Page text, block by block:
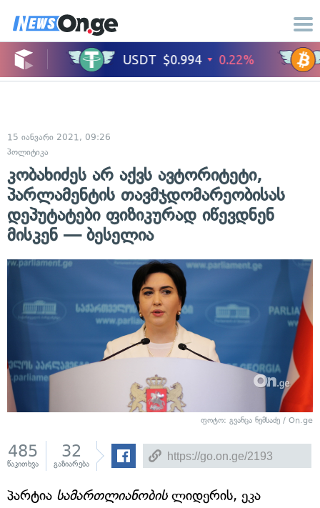
15 იანვარი 2021, 09:26
პოლიტიკა
კობახიძეს არ აქვს ავტორიტეტი,
პარლამენტის თავმჯდომარეობისას
დეპუტატები ფიზიკურად იწევდნენ
მისკენ — ბესელია
ფოტო: გვანცა ნემსაძე / On.ge
485
წაკითხვა
32
გაზიარება
პარტია სამართლიანობისლიდერის, ეკა